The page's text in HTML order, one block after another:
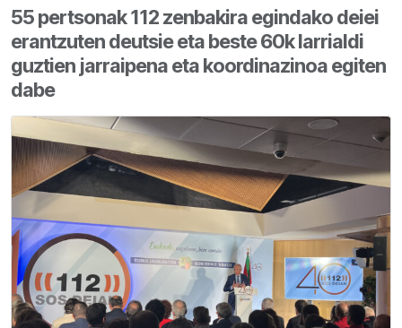
55 pertsonak 112 zenbakira egindako deiei
erantzuten deutsie eta beste 60k larrialdi
guztien jarraipena eta koordinazinoa egiten
dabe